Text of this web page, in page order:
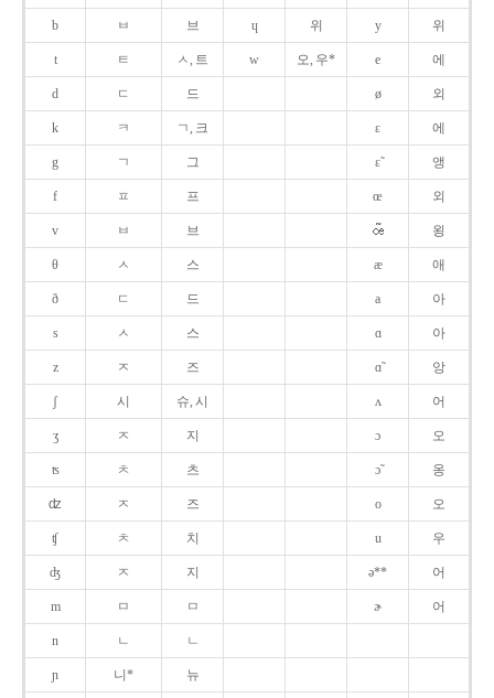
b ㅂ 브 ɥ 위 y 위
t ㅌ ㅅ, 트 w 오, 우* e 에
d ㄷ 드 ø 외
k ㅋ ㄱ, 크 ɛ 에
g ㄱ 그 ɛ̃ 앵
f ㅍ 프 œ 외
v ㅂ 브 욍
θ ㅅ 스 æ 애
ð ㄷ 드 a 아
s ㅅ 스 ɑ 아
z ㅈ 즈 ɑ̃ 앙
ʃ 시 슈, 시 ʌ 어
ʒ ㅈ 지 ɔ 오
ʦ ㅊ 츠 ɔ̃ 옹
ʣ ㅈ 즈 o 오
ʧ ㅊ 치 u 우
ʤ ㅈ 지 ə** 어
m ㅁ ㅁ ɚ 어
n ㄴ ㄴ
ɲ 니* 뉴